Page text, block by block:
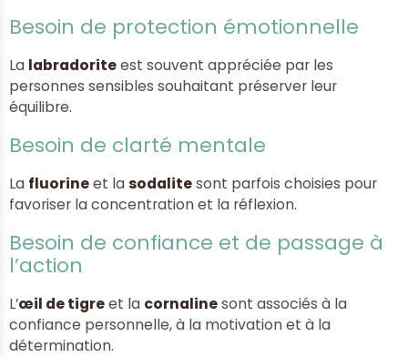
Besoin de protection émotionnelle
La labradoriteest souvent appréciée par les
personnes sensibles souhaitant préserver leur
équilibre.
Besoin de clarté mentale
La fluorineet lasodalitesont parfois choisies pour
favoriser la concentration et la réflexion.
Besoin de confiance et de passage à
l’action
L’œil de tigreet la cornalinesont associés à la
confiance personnelle, à la motivation et à la
détermination.